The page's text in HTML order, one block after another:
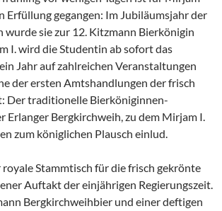
Erfüllung gegangen: Im Jubiläumsjahr der
wurde sie zur 12. Kitzmann Bierkönigin
I. wird die Studentin ab sofort das
Jahr auf zahlreichen Veranstaltungen
der ersten Amtshandlungen der frisch
Der traditionelle Bierköniginnen-
Erlanger Bergkirchweih, zu dem Mirjam I.
zum königlichen Plausch einlud.
royale Stammtisch für die frisch gekrönte
Auftakt der einjährigen Regierungszeit.
Bergkirchweihbier und einer deftigen